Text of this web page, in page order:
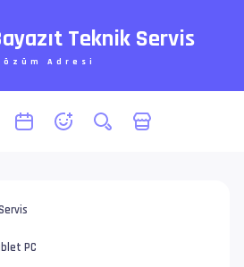
Teknik Servis
Adresi
PC